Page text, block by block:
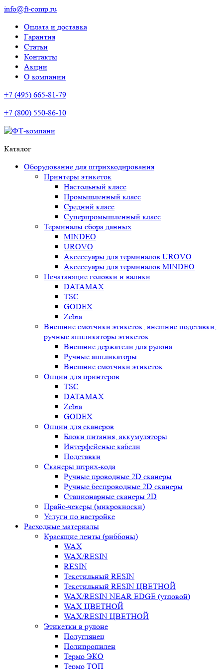
info@ft-comp.ru
Оплата и доставка
Гарантия
Статьи
Контакты
Акции
О компании
+7 (495) 665-81-79
+7 (800) 550-86-10
Каталог
Оборудование для штрихкодирования
Принтеры этикеток
Настольный класс
Промышленный класс
Средний класс
Суперпромышленный класс
Терминалы сбора данных
MINDEO
UROVO
Аксессуары для терминалов UROVO
Аксессуары для терминалов MINDEO
Печатающие головки и валики
DATAMAX
TSC
GODEX
Zebra
Внешние смотчики этикеток, внешние подставки,
ручные аппликаторы этикеток
Внешние держатели для рулона
Ручные аппликаторы
Внешние смотчики этикеток
Опции для принтеров
TSC
DATAMAX
Zebra
GODEX
Опции для сканеров
Блоки питания, аккумуляторы
Интерфейсные кабели
Подставки
Сканеры штрих-кода
Ручные проводные 2D сканеры
Ручные беспроводные 2D сканеры
Стационарные сканеры 2D
Прайс-чекеры (микрокиоски)
Услуги по настройке
Расходные материалы
Красящие ленты (риббоны)
WAX
WAX/RESIN
RESIN
Текстильный RESIN
Текстильный RESIN ЦВЕТНОЙ
WAX/RESIN NEAR EDGE (угловой)
WAX ЦВЕТНОЙ
WAX/RESIN ЦВЕТНОЙ
Этикетки в рулоне
Полуглянец
Полипропилен
Термо ЭКО
Термо ТОП